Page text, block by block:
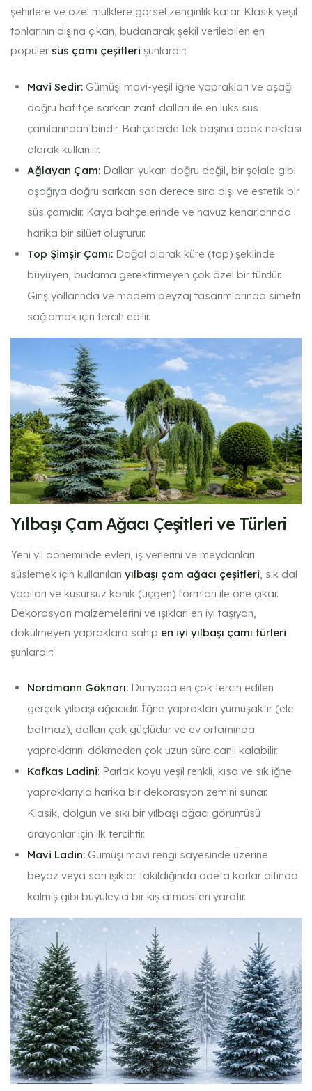
şehirlere ve özel mülklere görsel zenginlik katar. Klasik yeşil
tonlarının dışına çıkan, budanarak şekil verilebilen en
popüler süs çamı çeşitleri şunlardır:
Mavi Sedir: Gümüşi mavi-yeşil iğne yaprakları ve aşağı
doğru hafifçe sarkan zarif dalları ile en lüks süs
çamlarından biridir. Bahçelerde tek başına odak noktası
olarak kullanılır.
Ağlayan Çam: Dalları yukarı doğru değil, bir şelale gibi
aşağıya doğru sarkan son derece sıra dışı ve estetik bir
süs çamıdır. Kaya bahçelerinde ve havuz kenarlarında
harika bir silüet oluşturur.
Top Şimşir Çamı: Doğal olarak küre (top) şeklinde
büyüyen, budama gerektirmeyen çok özel bir türdür.
Giriş yollarında ve modern peyzaj tasarımlarında simetri
sağlamak için tercih edilir.
Yılbaşı Çam Ağacı Çeşitleri ve Türleri
Yeni yıl döneminde evleri, iş yerlerini ve meydanları
süslemek için kullanılan yılbaşı çam ağacı çeşitleri , sık dal
yapıları ve kusursuz konik (üçgen) formları ile öne çıkar.
Dekorasyon malzemelerini ve ışıkları en iyi taşıyan,
dökülmeyen yapraklara sahip en iyi yılbaşı çamı türleri
şunlardır:
Nordmann Göknarı: Dünyada en çok tercih edilen
gerçek yılbaşı ağacıdır. İğne yaprakları yumuşaktır (ele
batmaz), dalları çok güçlüdür ve ev ortamında
yapraklarını dökmeden çok uzun süre canlı kalabilir.
Kafkas Ladini: Parlak koyu yeşil renkli, kısa ve sık iğne
yapraklarıyla harika bir dekorasyon zemini sunar.
Klasik, dolgun ve sıkı bir yılbaşı ağacı görüntüsü
arayanlar için ilk tercihtir.
Mavi Ladin: Gümüşi mavi rengi sayesinde üzerine
beyaz veya sarı ışıklar takıldığında adeta karlar altında
kalmış gibi büyüleyici bir kış atmosferi yaratır.